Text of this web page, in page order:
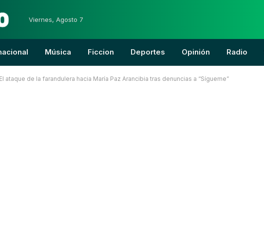
Viernes, Agosto 7
Música Ficcion Deportes Opinión Radio
ataque de la farandulera hacia María Paz Arancibia tras denuncias a “Sígueme”